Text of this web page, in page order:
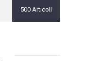
500 Articoli